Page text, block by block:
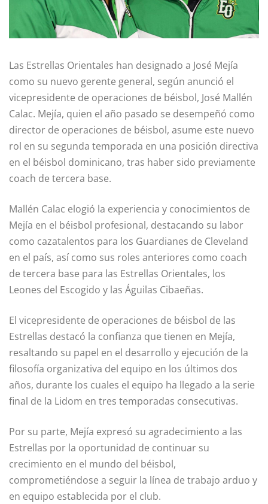
Las Estrellas Orientales han designado a José Mejía
como su nuevo gerente general, según anunció el
vicepresidente de operaciones de béisbol, José Mallén
Calac. Mejía, quien el año pasado se desempeñó como
director de operaciones de béisbol, asume este nuevo
rol en su segunda temporada en una posición directiva
en el béisbol dominicano, tras haber sido previamente
coach de tercera base.
Mallén Calac elogió la experiencia y conocimientos de
Mejía en el béisbol profesional, destacando su labor
como cazatalentos para los Guardianes de Cleveland
en el país, así como sus roles anteriores como coach
de tercera base para las Estrellas Orientales, los
Leones del Escogido y las Águilas Cibaeñas.
El vicepresidente de operaciones de béisbol de las
Estrellas destacó la confianza que tienen en Mejía,
resaltando su papel en el desarrollo y ejecución de la
filosofía organizativa del equipo en los últimos dos
años, durante los cuales el equipo ha llegado a la serie
final de la Lidom en tres temporadas consecutivas.
Por su parte, Mejía expresó su agradecimiento a las
Estrellas por la oportunidad de continuar su
crecimiento en el mundo del béisbol,
comprometiéndose a seguir la línea de trabajo arduo y
en equipo establecida por el club.